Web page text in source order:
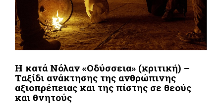
Η κατά Νόλαν «Οδύσσεια» (κριτική) –
Ταξίδι ανάκτησης της ανθρώπινης
αξιοπρέπειας και της πίστης σε θεούς
και θνητούς